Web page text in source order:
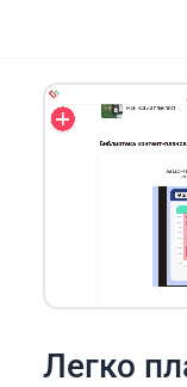
Легко